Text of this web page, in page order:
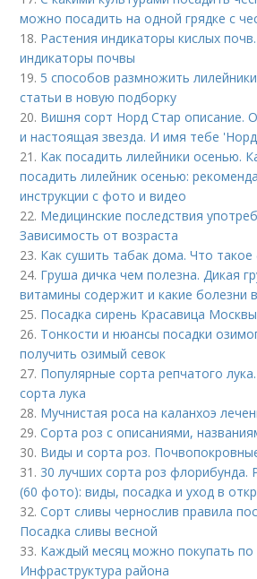
можно посадить на одной грядке с
18. Растения индикаторы кислых
индикаторы почвы
19. 5 способов размножить
статьи в новую подборку
20. Вишня сорт Норд Стар описание.
и настоящая звезда. И имя тебе
21. Как посадить лилейники осенью.
посадить лилейник осенью:
инструкции с фото и видео
22. Медицинские последствия
Зависимость от возраста
23. Как сушить табак дома. Что
24. Груша дичка чем полезна. Дикая
витамины содержит и какие болезни
25. Посадка сирень Красавица
26. Тонкости и нюансы посадки
получить озимый севок
27. Популярные сорта репчатого
сорта лука
28. Мучнистая роса на каланхоэ
29.Сорта роз с описаниями,
30. Виды и сорта роз.
31. 30 лучших сорта роз флорибунда.
(60 фото): виды, посадка и уход в
32.Сорт сливы чернослив правила
Посадка сливы весной
33. Каждый месяц можно покупать по
Инфраструктура района